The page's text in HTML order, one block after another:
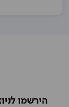
הירשמו